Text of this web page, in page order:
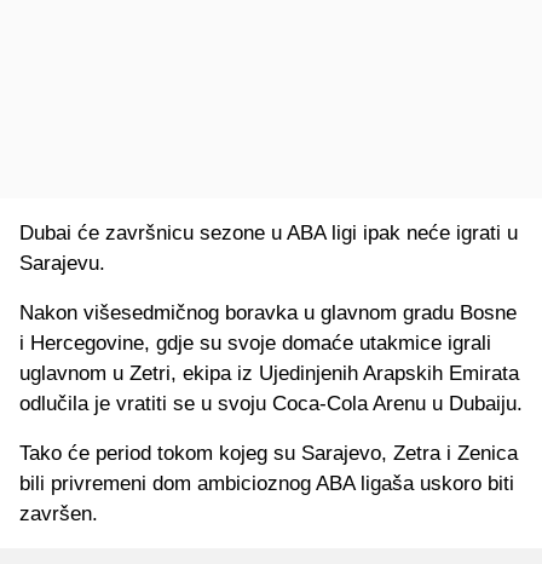
Dubai će završnicu sezone u ABA ligi ipak neće igrati u
Sarajevu.
Nakon višesedmičnog boravka u glavnom gradu Bosne
i Hercegovine, gdje su svoje domaće utakmice igrali
uglavnom u Zetri, ekipa iz Ujedinjenih Arapskih Emirata
odlučila je vratiti se u svoju Coca-Cola Arenu u Dubaiju.
Tako će period tokom kojeg su Sarajevo, Zetra i Zenica
bili privremeni dom ambicioznog ABA ligaša uskoro biti
završen.